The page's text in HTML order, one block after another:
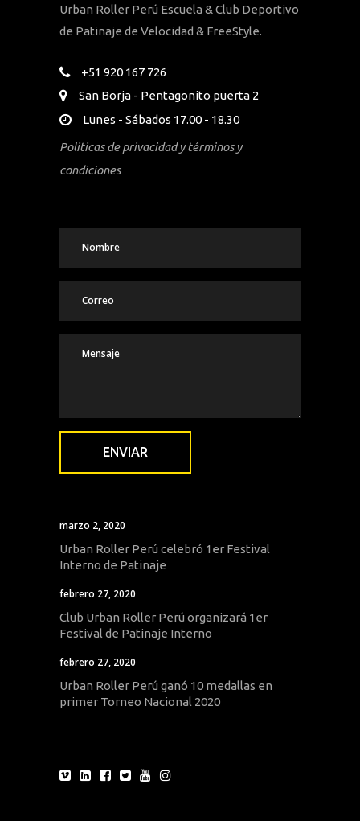
Urban Roller Perú Escuela & Club Deportivo
de Patinaje de Velocidad & FreeStyle.
+51 920 167 726
San Borja - Pentagonito puerta 2
Lunes - Sábados 17.00 - 18.30
Politicas de privacidad y términos y
condiciones
marzo 2, 2020
Urban Roller Perú celebró 1er Festival
Interno de Patinaje
febrero 27, 2020
Club Urban Roller Perú organizará 1er
Festival de Patinaje Interno
febrero 27, 2020
Urban Roller Perú ganó 10 medallas en
primer Torneo Nacional 2020